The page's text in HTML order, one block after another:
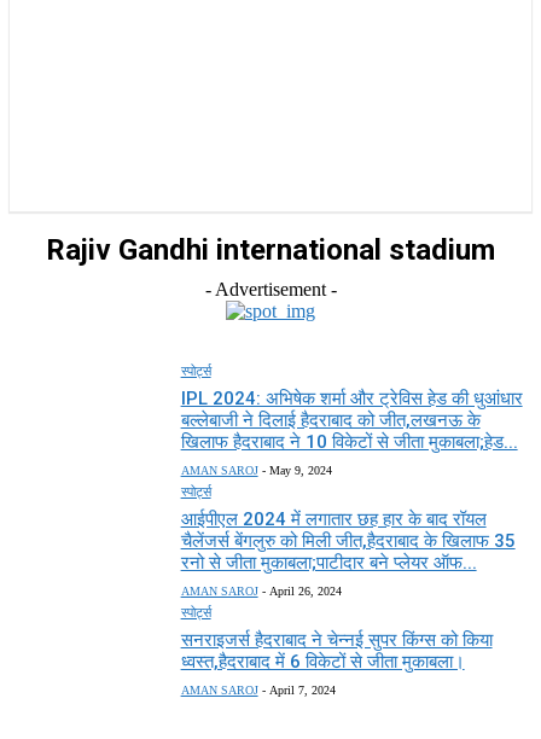
Rajiv Gandhi international stadium
- Advertisement -
स्पोर्ट्स
IPL 2024: अभिषेक शर्मा और ट्रेविस हेड की धुआंधार
बल्लेबाजी ने दिलाई हैदराबाद को जीत,लखनऊ के
खिलाफ हैदराबाद ने 10 विकेटों से जीता मुकाबला;हेड...
AMAN SAROJ - May 9, 2024
स्पोर्ट्स
आईपीएल 2024 में लगातार छह हार के बाद रॉयल
चैलेंजर्स बेंगलुरु को मिली जीत,हैदराबाद के खिलाफ 35
रनो से जीता मुकाबला;पाटीदार बने प्लेयर ऑफ...
AMAN SAROJ - April 26, 2024
स्पोर्ट्स
सनराइजर्स हैदराबाद ने चेन्नई सुपर किंग्स को किया
ध्वस्त,हैदराबाद में 6 विकेटों से जीता मुकाबला।
AMAN SAROJ - April 7, 2024